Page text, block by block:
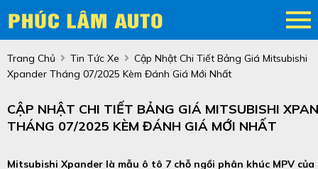
Trang Chủ Tin Tức Xe
Cập Nhật Chi Tiết Bảng Giá Mitsubishi
Xpander Tháng 07/2025 Kèm Đánh Giá Mới Nhất
CẬP NHẬT CHI TIẾT BẢNG GIÁ MITSUBISHI
THÁNG 07/2025 KÈM ĐÁNH GIÁ MỚI NHẤT
Mitsubishi Xpander là mẫu ô tô 7 chỗ ngồi phân khúc MPV của